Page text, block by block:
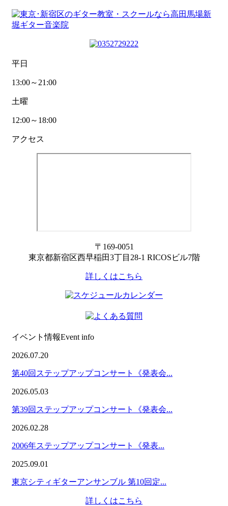
平日
13:00～21:00
土曜
12:00～18:00
アクセス
〒169-0051
東京都新宿区西早稲田3丁目28-1 RICOSビル7階
詳しくはこちら
イベント情報Event info
2026.07.20
第40回ステップアップコンサート《発表会...
2026.05.03
第39回ステップアップコンサート《発表会...
2026.02.28
2006年ステップアップコンサート《発表...
2025.09.01
東京シティギターアンサンブル 第10回定...
詳しくはこちら